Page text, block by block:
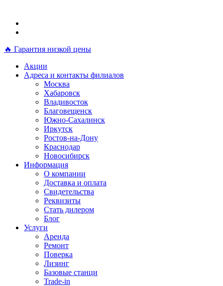
🔥 Гарантия низкой цены
Акции
Адреса и контакты филиалов
Москва
Хабаровск
Владивосток
Благовещенск
Южно-Сахалинск
Иркутск
Ростов-на-Дону
Краснодар
Новосибирск
Информация
О компании
Доставка и оплата
Свидетельства
Реквизиты
Стать дилером
Блог
Услуги
Аренда
Ремонт
Поверка
Лизинг
Базовые станци
Trade-in